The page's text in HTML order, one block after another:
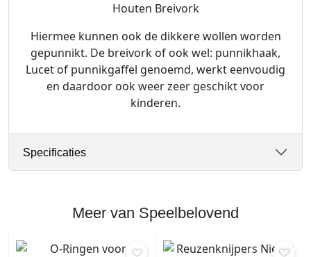
Houten Breivork
Hiermee kunnen ook de dikkere wollen worden
gepunnikt. De breivork of ook wel: punnikhaak,
Lucet of punnikgaffel genoemd, werkt eenvoudig
en daardoor ook weer zeer geschikt voor
kinderen.
Specificaties
Meer van Speelbelovend